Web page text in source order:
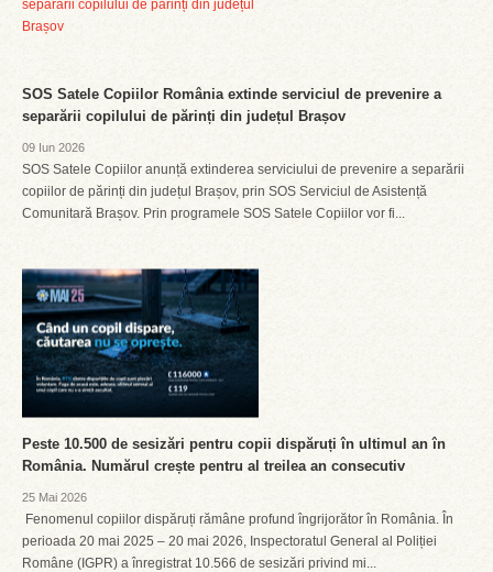
SOS Satele Copiilor România extinde serviciul de prevenire a
separării copilului de părinți din județul Brașov
09 Iun 2026
SOS Satele Copiilor anunță extinderea serviciului de prevenire a separării
copiilor de părinți din județul Brașov, prin SOS Serviciul de Asistență
Comunitară Brașov. Prin programele SOS Satele Copiilor vor fi...
Peste 10.500 de sesizări pentru copii dispăruți în ultimul an în
România. Numărul crește pentru al treilea an consecutiv
25 Mai 2026
Fenomenul copiilor dispăruți rămâne profund îngrijorător în România. În
perioada 20 mai 2025 – 20 mai 2026, Inspectoratul General al Poliției
Române (IGPR) a înregistrat 10.566 de sesizări privind mi...